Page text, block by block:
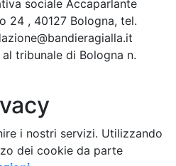
sociale Accaparlante
24 , 40127 Bologna, tel.
tribunale di Bologna n.
i nostri servizi. Utilizzando
dei cookie da parte